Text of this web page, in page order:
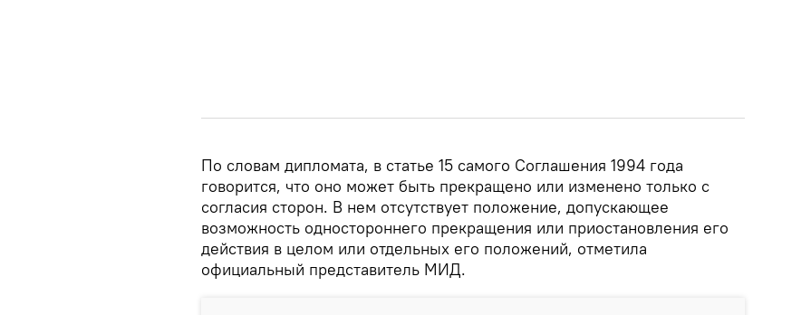
По словам дипломата, в статье 15 самого Соглашения 1994 года
говорится, что оно может быть прекращено или изменено только с
согласия сторон. В нем отсутствует положение, допускающее
возможность одностороннего прекращения или приостановления его
действия в целом или отдельных его положений, отметила
официальный представитель МИД.